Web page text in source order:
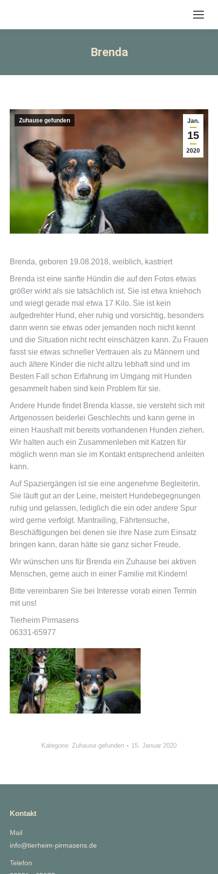
Brenda
Jan.
15
2020
Zuhause gefunden
Brenda, geboren 19.08.2018, weiblich, kastriert
Brenda ist eine sanfte Hündin die auf den Fotos etwas
größer wirkt als sie tatsächlich ist. Sie ist etwa kniehoch
und wiegt gerade mal etwa 17 Kilo. Sie ist kein
aufgedrehter Hund, eher ruhig und vorsichtig, besonders
dann wenn sie etwas oder jemanden noch nicht kennt
und die Situation nicht recht einschätzen kann. Zu Frauen
fasst sie etwas schneller Vertrauen als zu Männern und
auch ältere Kinder die nicht allzu lebhaft sind und im
Besten Fall schon Erfahrung im Umgang mit Hunden
gesammelt haben sind kein Problem für sie.
Andere Hunde findet Brenda klasse, sie versteht sich mit
Artgenossen beiderlei Geschlechts und kann gerne in
einen Haushalt mit bereits vorhandenen Hunden ziehen.
Wir halten auch ein Zusammenleben mit Katzen für
möglich wenn man sie im Kontakt entsprechend anleiten
kann.
Auf Spaziergängen ist sie eine angenehme Begleiterin.
Sie läuft gut an der Leine, meistert Hundebegegnungen
ruhig und gelassen, lediglich die ein oder andere Spur
wird gerne verfolgt. Mantrailing, Fährtensuche,
Beschäftigungen bei denen sie ihre Nase zum Einsatz
bringen kann, daran hätte sie ganz sicher Freude.
Wir wünschen uns für Brenda ein Zuhause bei aktiven
Menschen, gerne auch in einer Familie mit Kindern!
Bitte vereinbaren Sie bei Interesse vorab einen Termin
mit uns!
Tierheim Pirmasens
06331-65977
Kategorie: Zuhause gefunden 15. Januar 2020
Kontakt
Mail
info@tierheim-pirmasens.de
Telefon